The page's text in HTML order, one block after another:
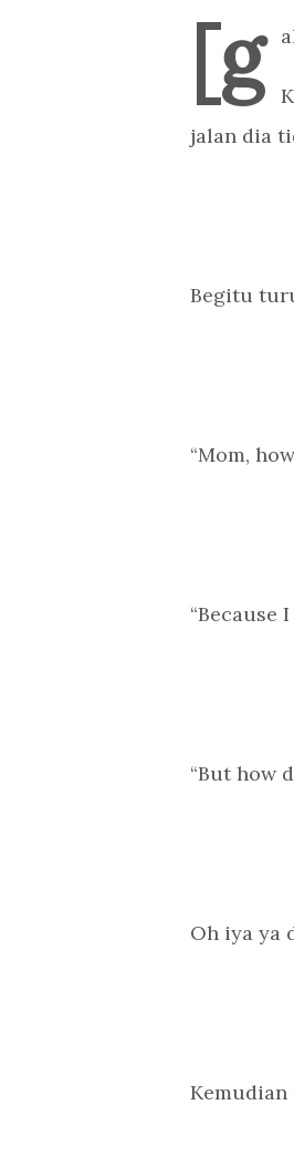
[g
jalan dia
Begitu
“Mom,
“Because
“But how
Oh iya ya